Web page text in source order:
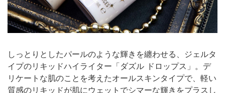
しっとりとしたパールのような輝きを纏わせる、ジェルタ
イプのリキッドハイライター「ダズル ドロップス」。デ
リケートな肌のことを考えたオールスキンタイプで、軽い
質感のリキッドが肌にウェットでシマーな輝きをプラスし